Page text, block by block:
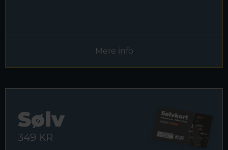
Mere info
Sølv
349 KR